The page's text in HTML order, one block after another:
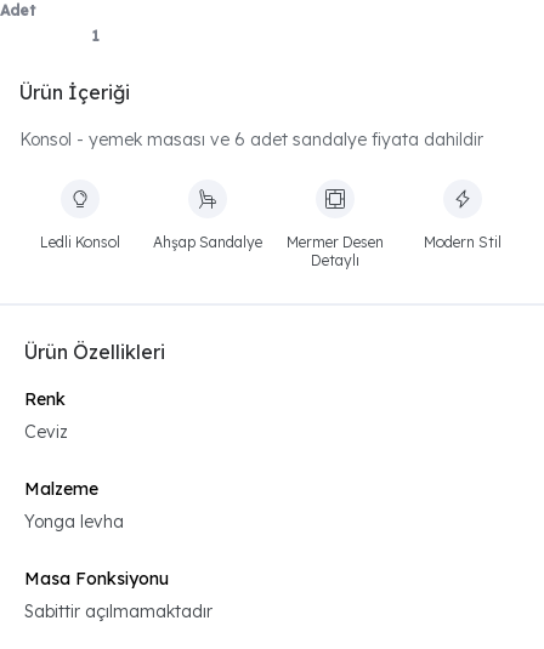
Adet
Ürün İçeriği
Konsol - yemek masası ve 6 adet sandalye fiyata dahildir
Ledli Konsol Ahşap Sandalye
Mermer Desen
Detaylı
Modern Stil
Ürün Özellikleri
Renk
Ceviz
Malzeme
Yonga levha
Masa Fonksiyonu
Sabittir açılmamaktadır